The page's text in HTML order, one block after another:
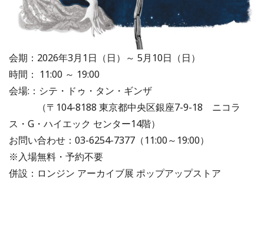
会期：2026年3月1日（日）～ 5月10日（日）
時間： 11:00 ～ 19:00
会場:：シテ・ドゥ・タン・ギンザ
（〒104-8188 東京都中央区銀座7-9-18 ニコラ
ス・G・ハイエック センター14階）
お問い合わせ：03-6254-7377（11:00～19:00）
※入場無料・予約不要
併設：ロンジン アーカイブ展 ポップアップストア